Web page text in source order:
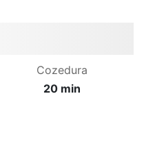
Cozedura
20 min